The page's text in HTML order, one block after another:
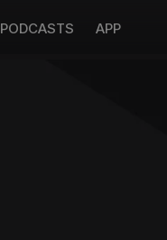
PODCASTS APP